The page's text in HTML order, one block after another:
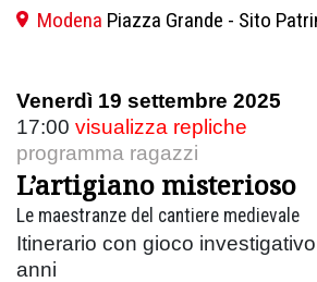
Modena Piazza Grande - Sito
Venerdì 19 settembre 2025
17:00 visualizza repliche
programma ragazzi
L’artigiano misterioso
Le maestranze del cantiere medievale
Itinerario con gioco
anni